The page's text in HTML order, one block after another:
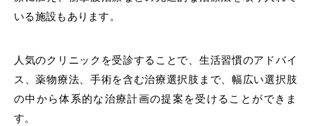
いる施設もあります。
人気のクリニックを受診することで、生活習慣のアドバイ
ス、薬物療法、手術を含む治療選択肢まで、幅広い選択肢
の中から体系的な治療計画の提案を受けることができま
す。